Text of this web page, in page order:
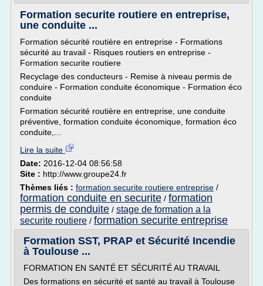
Formation securite routiere en entreprise,
une conduite ...
Formation sécurité routière en entreprise - Formations
sécurité au travail - Risques routiers en entreprise -
Formation securite routiere
Recyclage des conducteurs - Remise à niveau permis de
conduire - Formation conduite économique - Formation éco
conduite
Formation sécurité routière en entreprise, une conduite
préventive, formation conduite économique, formation éco
conduite,...
Lire la suite
Date: 2016-12-04 08:56:58
Site : http://www.groupe24.fr
Thèmes liés : formation securite routiere entreprise /
formation conduite en securite / formation
permis de conduite / stage de formation a la
securite routiere / formation securite entreprise
Formation SST, PRAP et Sécurité Incendie
à Toulouse ...
FORMATION EN SANTÉ ET SÉCURITÉ AU TRAVAIL
Des formations en sécurité et santé au travail à Toulouse